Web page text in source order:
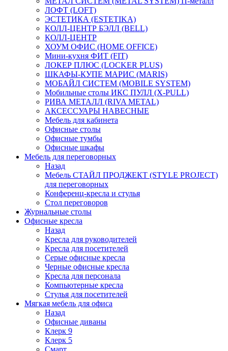
ЛОФТ (LOFT)
ЭСТЕТИКА (ESTETIKA)
КОЛЛ-ЦЕНТР БЭЛЛ (BELL)
КОЛЛ-ЦЕНТР
ХОУМ ОФИС (HOME OFFICE)
Мини-кухня ФИТ (FIT)
ЛОКЕР ПЛЮС (LOCKER PLUS)
ШКАФЫ-КУПЕ МАРИС (MARIS)
МОБАЙЛ СИСТЕМ (MOBILE SYSTEM)
Мобильные столы ИКС ПУЛЛ (X-PULL)
РИВА МЕТАЛЛ (RIVA METAL)
АКСЕССУАРЫ НАВЕСНЫЕ
Мебель для кабинета
Офисные столы
Офисные тумбы
Офисные шкафы
Мебель для переговорных
Назад
Мебель СТАЙЛ ПРОДЖЕКТ (STYLE PROJECT)
для переговорных
Конференц-кресла и стулья
Стол переговоров
Журнальные столы
Офисные кресла
Назад
Кресла для руководителей
Кресла для посетителей
Серые офисные кресла
Черные офисные кресла
Кресла для персонала
Компьютерные кресла
Стулья для посетителей
Мягкая мебель для офиса
Назад
Офисные диваны
Клерк 9
Клерк 5
Смарт